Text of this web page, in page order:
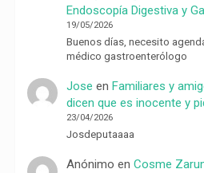
Endoscopía Digestiva y
19/05/2026
Buenos días, necesito
médico gastroenterólogo
Jose enFamiliares y
dicen que es inocente y
23/04/2026
Josdeputaaaa
Anónimo enCosme